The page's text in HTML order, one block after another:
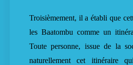
Troisièmement, il a établi que
les Baatombu comme un
Toute personne, issue de la
naturellement cet itinéraire